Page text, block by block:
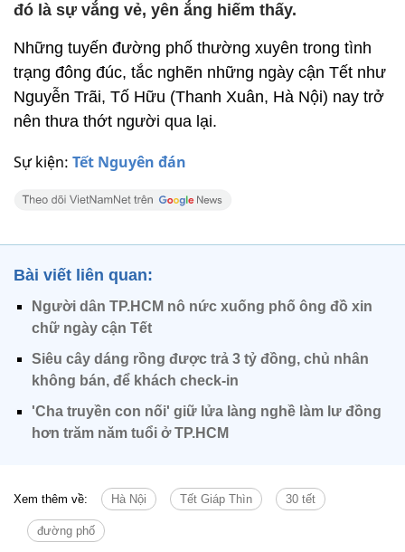
Sự kiện: Tết Nguyên đán
đó là sự vắng vẻ, yên ắng hiếm thấy.
Những tuyến đường phố thường xuyên trong tình
trạng đông đúc, tắc nghẽn những ngày cận Tết như
Nguyễn Trãi, Tố Hữu (Thanh Xuân, Hà Nội) nay trở
nên thưa thớt người qua lại.
Bài viết liên quan:
Người dân TP.HCM nô nức xuống phố ông đồ xin
chữ ngày cận Tết
Siêu cây dáng rồng được trả 3 tỷ đồng, chủ nhân
không bán, để khách check-in
'Cha truyền con nối' giữ lửa làng nghề làm lư đồng
hơn trăm năm tuổi ở TP.HCM
Xem thêm về: Hà Nội Tết Giáp Thìn 30 tết
đường phố